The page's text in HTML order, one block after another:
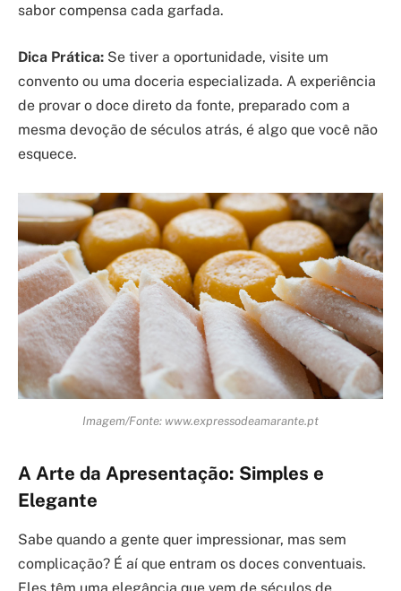
sabor compensa cada garfada.
Dica Prática: Se tiver a oportunidade, visite um
convento ou uma doceria especializada. A experiência
de provar o doce direto da fonte, preparado com a
mesma devoção de séculos atrás, é algo que você não
esquece.
Imagem/Fonte: www.expressodeamarante.pt
A Arte da Apresentação: Simples e
Elegante
Sabe quando a gente quer impressionar, mas sem
complicação? É aí que entram os doces conventuais.